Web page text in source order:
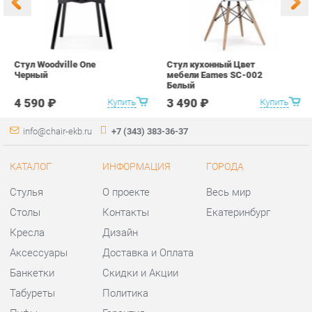
info@chair-ekb.ru +7 (343) 383-36-37
КАТАЛОГ
Стулья
Столы
Аксессуары
Банкетки
Пуфы
Мини-Диваны
Комплектующие
Контакты
Доставка и Оплата
Скидки и Акции
Гарантия
Помощь
ГОРОДА
Екатеринбург
КОНТАКТЫ
Шоурум и склад самовывоза